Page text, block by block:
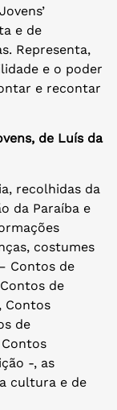
e de
Representa,
e o poder
e recontar
de Luís da
recolhidas da
da Paraíba e
costumes
Contos de
de
Contos
de
-, as
cultura e de